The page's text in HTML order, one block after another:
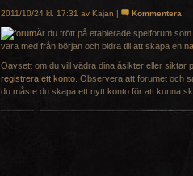
2011/10/24 kl. 17:31 av Kajan | Kommentera
Är du trött på etablerade spelforum
vara med från början och bidra till att skapa en
Oavsett om du vill vädra dina åsikter eller siktar
registrera ett konto . Observera att forumet och
du måste du skapa ett nytt konto för att kunna